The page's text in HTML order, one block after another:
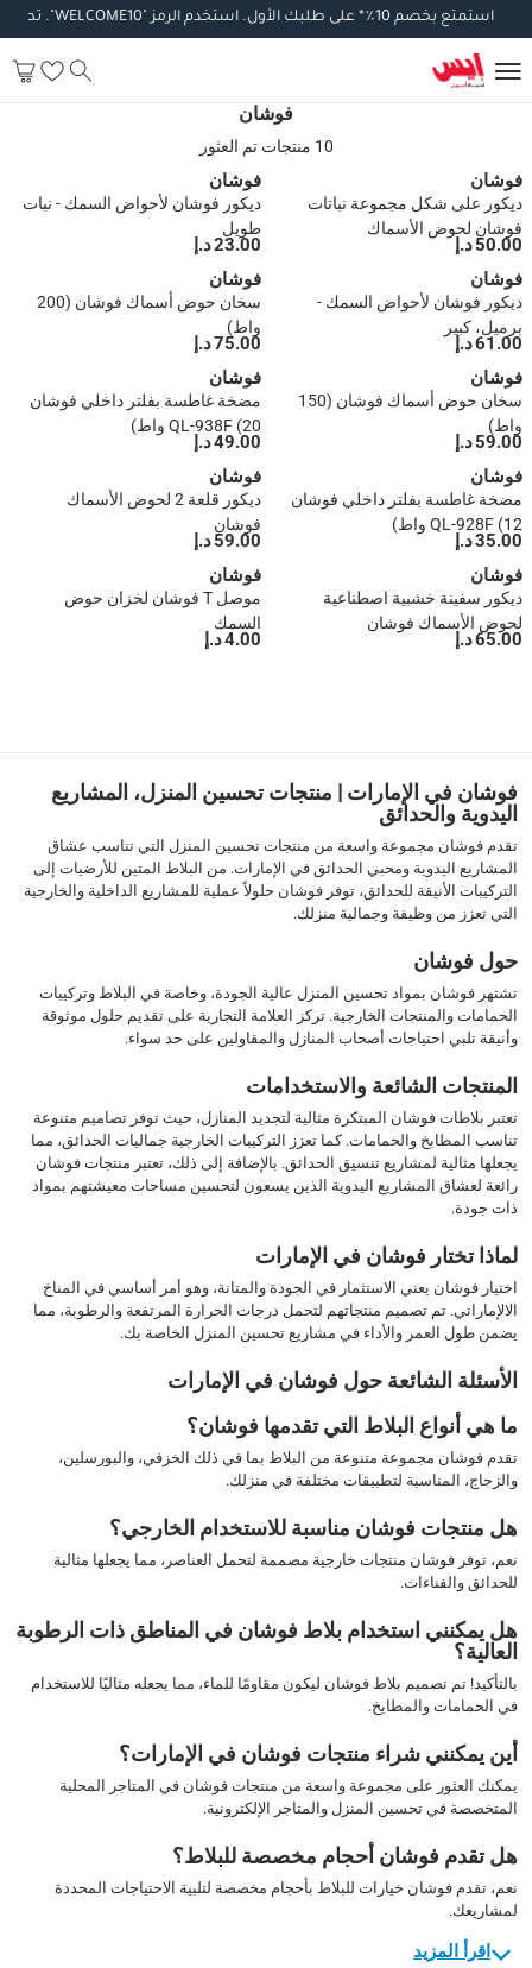
استمتع بخصم10 ٪*على طلبك الأول.استخدم الرمز"WELCOME10". تطبق
فوشان
10 منتجات تم العثور
فوشان
ديكور على شكل مجموعة نباتات
فوشان لحوض الأسماك
50.00 د.إ
فوشان
ديكور فوشان لأحواض السمك - نبات
طويل
23.00 د.إ
فوشان
ديكور فوشان لأحواض السمك -
برميل، كبير
61.00 د.إ
فوشان
سخان حوض أسماك فوشان (200
واط)
75.00 د.إ
فوشان
سخان حوض أسماك فوشان (150
واط)
59.00 د.إ
فوشان
مضخة غاطسة بفلتر داخلي فوشان
QL-938F (20 واط)
49.00 د.إ
فوشان
مضخة غاطسة بفلتر داخلي فوشان
QL-928F (12 واط)
35.00 د.إ
فوشان
ديكور قلعة 2 لحوض الأسماك
فوشان
59.00 د.إ
فوشان
ديكور سفينة خشبية اصطناعية
لحوض الأسماك فوشان
65.00 د.إ
فوشان
موصل T فوشان لخزان حوض
السمك
4.00 د.إ
فوشان في الإمارات | منتجات تحسين المنزل، المشاريع
اليدوية والحدائق
تقدم فوشان مجموعة واسعة من منتجات تحسين المنزل التي تناسب عشاق
المشاريع اليدوية ومحبي الحدائق في الإمارات. من البلاط المتين للأرضيات إلى
التركيبات الأنيقة للحدائق، توفر فوشان حلولاً عملية للمشاريع الداخلية والخارجية
التي تعزز من وظيفة وجمالية منزلك.
حول فوشان
تشتهر فوشان بمواد تحسين المنزل عالية الجودة، وخاصة في البلاط وتركيبات
الحمامات والمنتجات الخارجية. تركز العلامة التجارية على تقديم حلول موثوقة
وأنيقة تلبي احتياجات أصحاب المنازل والمقاولين على حد سواء.
المنتجات الشائعة والاستخدامات
تعتبر بلاطات فوشان المبتكرة مثالية لتجديد المنازل، حيث توفر تصاميم متنوعة
تناسب المطابخ والحمامات. كما تعزز التركيبات الخارجية جماليات الحدائق، مما
يجعلها مثالية لمشاريع تنسيق الحدائق. بالإضافة إلى ذلك، تعتبر منتجات فوشان
رائعة لعشاق المشاريع اليدوية الذين يسعون لتحسين مساحات معيشتهم بمواد
ذات جودة.
لماذا تختار فوشان في الإمارات
اختيار فوشان يعني الاستثمار في الجودة والمتانة، وهو أمر أساسي في المناخ
الالإماراتي. تم تصميم منتجاتهم لتحمل درجات الحرارة المرتفعة والرطوبة، مما
يضمن طول العمر والأداء في مشاريع تحسين المنزل الخاصة بك.
الأسئلة الشائعة حول فوشان في الإمارات
ما هي أنواع البلاط التي تقدمها فوشان؟
تقدم فوشان مجموعة متنوعة من البلاط بما في ذلك الخزفي، والبورسلين،
والزجاج، المناسبة لتطبيقات مختلفة في منزلك.
هل منتجات فوشان مناسبة للاستخدام الخارجي؟
نعم، توفر فوشان منتجات خارجية مصممة لتحمل العناصر، مما يجعلها مثالية
للحدائق والفناءات.
هل يمكنني استخدام بلاط فوشان في المناطق ذات الرطوبة
العالية؟
بالتأكيد! تم تصميم بلاط فوشان ليكون مقاومًا للماء، مما يجعله مثاليًا للاستخدام
في الحمامات والمطابخ.
أين يمكنني شراء منتجات فوشان في الإمارات؟
يمكنك العثور على مجموعة واسعة من منتجات فوشان في المتاجر المحلية
المتخصصة في تحسين المنزل والمتاجر الإلكترونية.
هل تقدم فوشان أحجام مخصصة للبلاط؟
نعم، تقدم فوشان خيارات للبلاط بأحجام مخصصة لتلبية الاحتياجات المحددة
لمشاريعك.
اقرأ المزيد